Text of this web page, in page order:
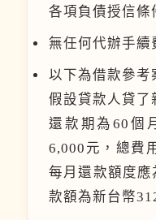
各項負債授信條
無任何代辦手續
以下為借款參考
假設貸款人貸了
還款期為60個
6,000元，總費
每月還款額度
款額為新台幣